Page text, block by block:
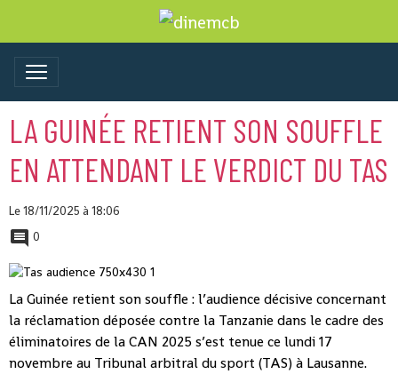
LA GUINÉE RETIENT SON SOUFFLE
EN ATTENDANT LE VERDICT DU TAS
Le 18/11/2025 à 18:06
0
La Guinée retient son souffle : l’audience décisive concernant
la réclamation déposée contre la Tanzanie dans le cadre des
éliminatoires de la CAN 2025 s’est tenue ce lundi 17
novembre au Tribunal arbitral du sport (TAS) à Lausanne.